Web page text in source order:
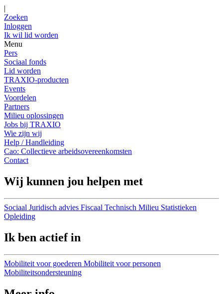
|
Zoeken
Inloggen
Ik wil lid worden
Menu
Pers
Sociaal fonds
Lid worden
TRAXIO-producten
Events
Voordelen
Partners
Milieu oplossingen
Jobs bij TRAXIO
Wie zijn wij
Help / Handleiding
Cao: Collectieve arbeidsovereenkomsten
Contact
Wij kunnen jou helpen met
Sociaal Juridisch advies Fiscaal Technisch Milieu Statistieken
Opleiding
Ik ben actief in
Mobiliteit voor goederen Mobiliteit voor personen
Mobiliteitsondersteuning